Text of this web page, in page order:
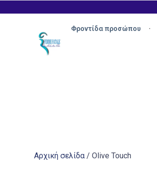
Φροντίδα προσώπου
Αρχική σελίδα / Olive Touch